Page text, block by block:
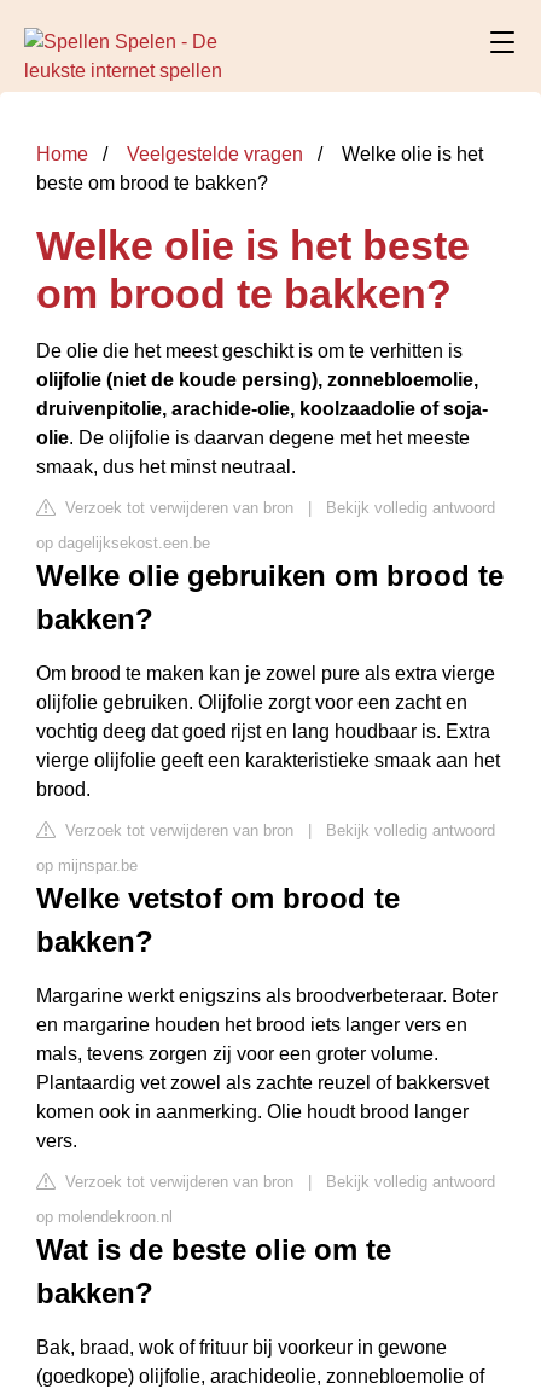
Home Veelgestelde vragen
Welke olie is het
beste om brood te bakken?
Welke olie is het beste
om brood te bakken?
De olie die het meest geschikt is om te verhitten is
olijfolie (niet de koude persing), zonnebloemolie,
druivenpitolie, arachide-olie, koolzaadolie of soja-
olie. De olijfolie is daarvan degene met het meeste
smaak, dus het minst neutraal.
Verzoek tot verwijderen van bron
Bekijk volledig antwoord
op dagelijksekost.een.be
Welke olie gebruiken om brood te
bakken?
Om brood te maken kan je zowel pure als extra vierge
olijfolie gebruiken. Olijfolie zorgt voor een zacht en
vochtig deeg dat goed rijst en lang houdbaar is. Extra
vierge olijfolie geeft een karakteristieke smaak aan het
brood.
Verzoek tot verwijderen van bron
Bekijk volledig antwoord
op mijnspar.be
Welke vetstof om brood te
bakken?
Margarine werkt enigszins als broodverbeteraar. Boter
en margarine houden het brood iets langer vers en
mals, tevens zorgen zij voor een groter volume.
Plantaardig vet zowel als zachte reuzel of bakkersvet
komen ook in aanmerking. Olie houdt brood langer
vers.
Verzoek tot verwijderen van bron
Bekijk volledig antwoord
op molendekroon.nl
Wat is de beste olie om te
bakken?
Bak, braad, wok of frituur bij voorkeur in gewone
(goedkope) olijfolie, arachideolie, zonnebloemolie of